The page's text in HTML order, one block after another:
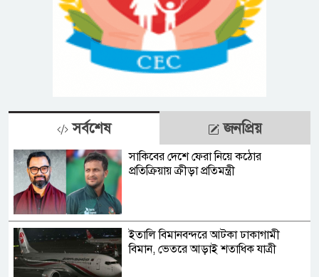
সর্বশেষ জনপ্রিয়
সাকিবের দেশে ফেরা নিয়ে কঠোর
প্রতিক্রিয়ায় ক্রীড়া প্রতিমন্ত্রী
ইতালি বিমানবন্দরে আটকা ঢাকাগামী
বিমান, ভেতরে আড়াই শতাধিক যাত্রী